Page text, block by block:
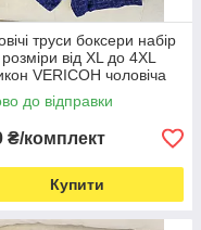
труси боксери набір
від XL до 4XL
VERICOH чоловіча
до відправки
₴/комплект
Купити